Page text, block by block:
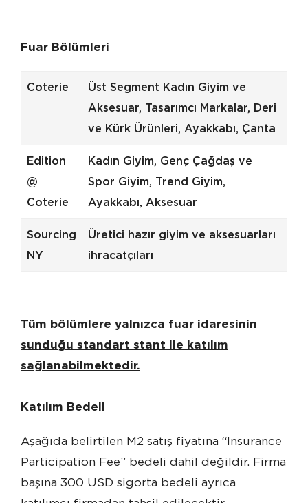
Fuar Bölümleri
Coterie
Üst Segment Kadın Giyim ve
Aksesuar, Tasarımcı Markalar, Deri
ve Kürk Ürünleri, Ayakkabı, Çanta
Edition
@
Coterie
Kadın Giyim, Genç Çağdaş ve
Spor Giyim, Trend Giyim,
Ayakkabı, Aksesuar
Sourcing
NY
Üretici hazır giyim ve aksesuarları
ihracatçıları
Tüm bölümlere yalnızca fuar idaresinin
sunduğu standart stant ile katılım
sağlanabilmektedir.
Katılım Bedeli
Aşağıda belirtilen M2 satış fiyatına “Insurance
Participation Fee” bedeli dahil değildir. Firma
başına 300 USD sigorta bedeli ayrıca